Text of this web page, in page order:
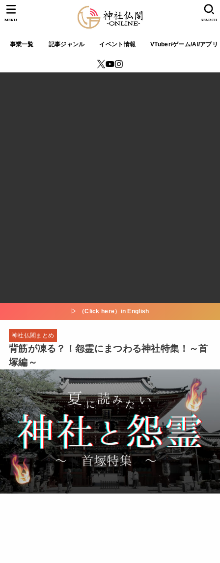
事業一覧 記事ジャンル イベント情報 VTuber/ゲーム/AI/アプリ
SEARCH
MENU
▷ （Click here）in English
神社仏閣まとめ
背筋が凍る？！怨霊にまつわる神社特集！～首
塚編～